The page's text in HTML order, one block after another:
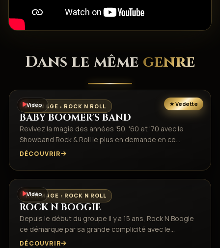
Dans le même genre
Vidéo
HOMMAGE : ROCK N ROLL
BABY BOOMER'S BAND
Revivez la magie des années '50, '60 et '70 avec le
Showband Rock & Roll le plus en demande en ce…
DÉCOUVRIR
Vidéo
HOMMAGE : ROCK N ROLL
ROCK N BOOGIE
Depuis le début du groupe il y a 15 ans, Rock N Boogie
ce démarque par sa grande complicité avec le…
DÉCOUVRIR